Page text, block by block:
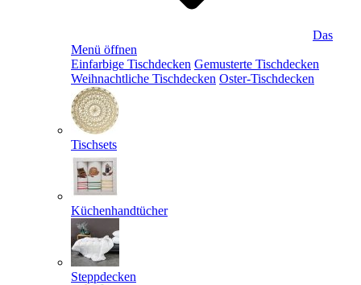
Das
Menü öffnen
Einfarbige Tischdecken Gemusterte Tischdecken
Weihnachtliche Tischdecken Oster-Tischdecken
Tischsets
Küchenhandtücher
Steppdecken